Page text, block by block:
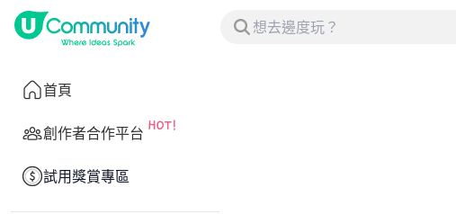
首頁
創作者合作平台
試用獎賞專區